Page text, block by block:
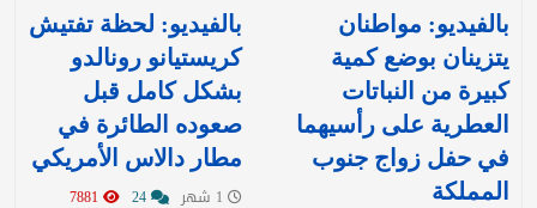
بالفيديو: مواطنان
يتزينان بوضع كمية
كبيرة من النباتات
العطرية على رأسيهما
في حفل زواج جنوب
المملكة
بالفيديو: لحظة تفتيش
كريستيانو رونالدو
بشكل كامل قبل
صعوده الطائرة في
مطار دالاس الأمريكي